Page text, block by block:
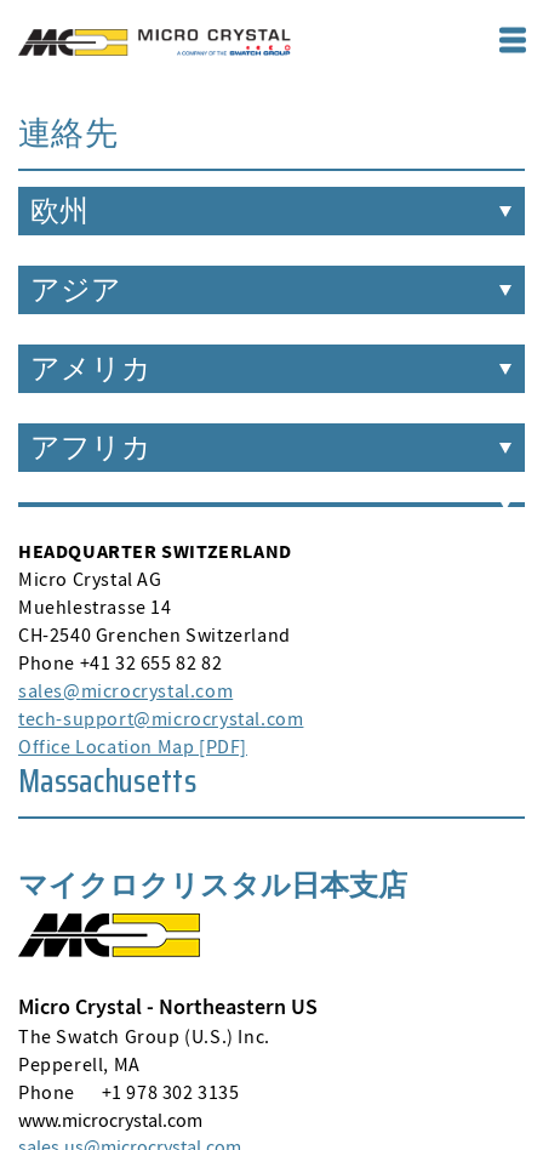
連絡先
欧州
アジア
アメリカ
アフリカ
HEADQUARTER SWITZERLAND
Micro Crystal AG
Muehlestrasse 14
CH-2540 Grenchen Switzerland
Phone +41 32 655 82 82
sales
microcrystal com
tech-support
microcrystal com
Office Location Map [PDF]
Massachusetts
マイクロクリスタル日本支店
Micro Crystal - Northeastern US
The Swatch Group (U.S.) Inc.
Pepperell, MA
Phone
+1 978 302 3135
www.microcrystal.com